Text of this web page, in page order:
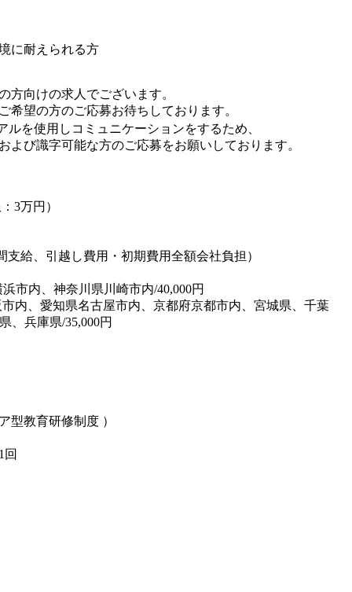
に耐えられる方
向けの求人でございます。
望の方のご応募お待ちしております。
を使用しコミュニケーションをするため、
識字可能な方のご応募をお願いしております。
3万円）
給、引越し費用・初期費用全額会社負担）
市内、神奈川県川崎市内/40,000円
内、愛知県名古屋市内、京都府京都市内、宮城県、千葉
、兵庫県/35,000円
型教育研修制度 ）
回